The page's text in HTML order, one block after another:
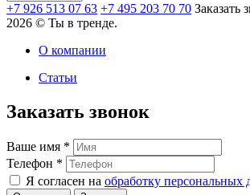
+7 926 513 07 63 +7 495 203 70 70 Заказать
2026 © Ты в тренде.
О компании
Статьи
Заказать звонок
Ваше имя *
Телефон *
Я согласен на обработку персональных